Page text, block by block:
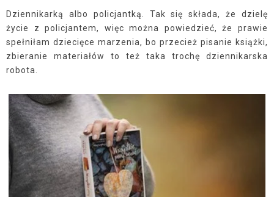
Dziennikarką albo policjantką. Tak się składa, że dzielę
życie z policjantem, więc można powiedzieć, że prawie
spełniłam dziecięce marzenia, bo przecież pisanie książki,
zbieranie materiałów to też taka trochę dziennikarska
robota.